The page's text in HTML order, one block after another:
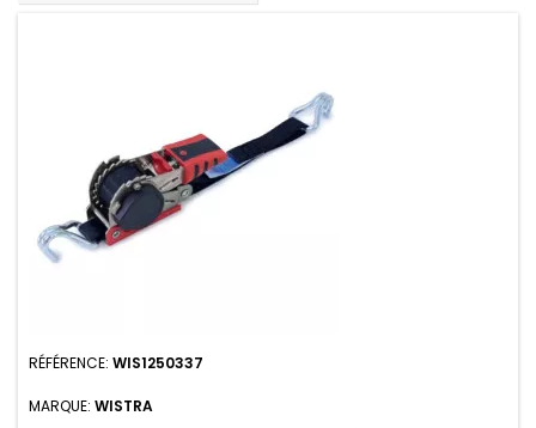
RÉFÉRENCE: WIS1250337
MARQUE: WISTRA